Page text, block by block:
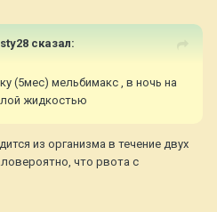
сказал:
(5мес) мельбимакс , в ночь на
жидкостью
из организма в течение двух
что рвота с